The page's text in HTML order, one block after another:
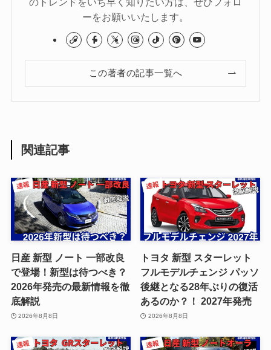
ーをお願いいたします。
この著者の記事一覧へ
関連記事
日産 新型 ノート 一部改良
で登場！新型は待つべき？
2026年発売の最新情報を徹
底解説
2026年8月8日
トヨタ 新型 スターレット
フルモデルチェンジ パッソ
後継となる28年ぶりの復活
あるのか？！ 2027年発売
2026年8月8日